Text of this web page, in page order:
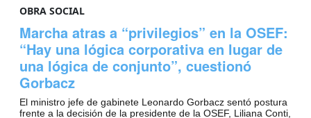
OBRA SOCIAL
Marcha atras a “privilegios” en la OSEF:
“Hay una lógica corporativa en lugar de
una lógica de conjunto”, cuestionó
Gorbacz
El ministro jefe de gabinete Leonardo Gorbacz sentó postura
frente a la decisión de la presidente de la OSEF, Liliana Conti,